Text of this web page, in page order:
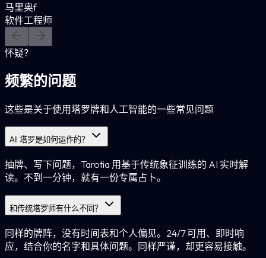
马里奥f
软件工程师
怀疑？
频繁的问题
这些是关于使用塔罗牌和人工智能的一些常见问题
AI 塔罗是如何运作的？
抽牌、写下问题，Tarotia 用基于传统象征训练的 AI 实时解
读。不到一分钟，就有一份专属占卜。
和传统塔罗师有什么不同？
同样的牌阵，没有时间表和个人偏见。24/7 可用、即时响
应，结合你的名字和具体问题。同样严谨，却更容易接触。